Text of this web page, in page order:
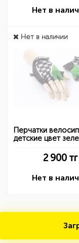
Нет в
Нет в наличии
Перчатки
детские цвет
2 900 тг
Нет в